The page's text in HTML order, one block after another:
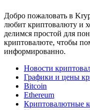
Добро пожаловать в
любит криптовалюту и
делимся простой для
криптовалюте, чтобы
информированно.
Новости
Графики и цены
Bitcoin
Ethereum
Криптовалютные